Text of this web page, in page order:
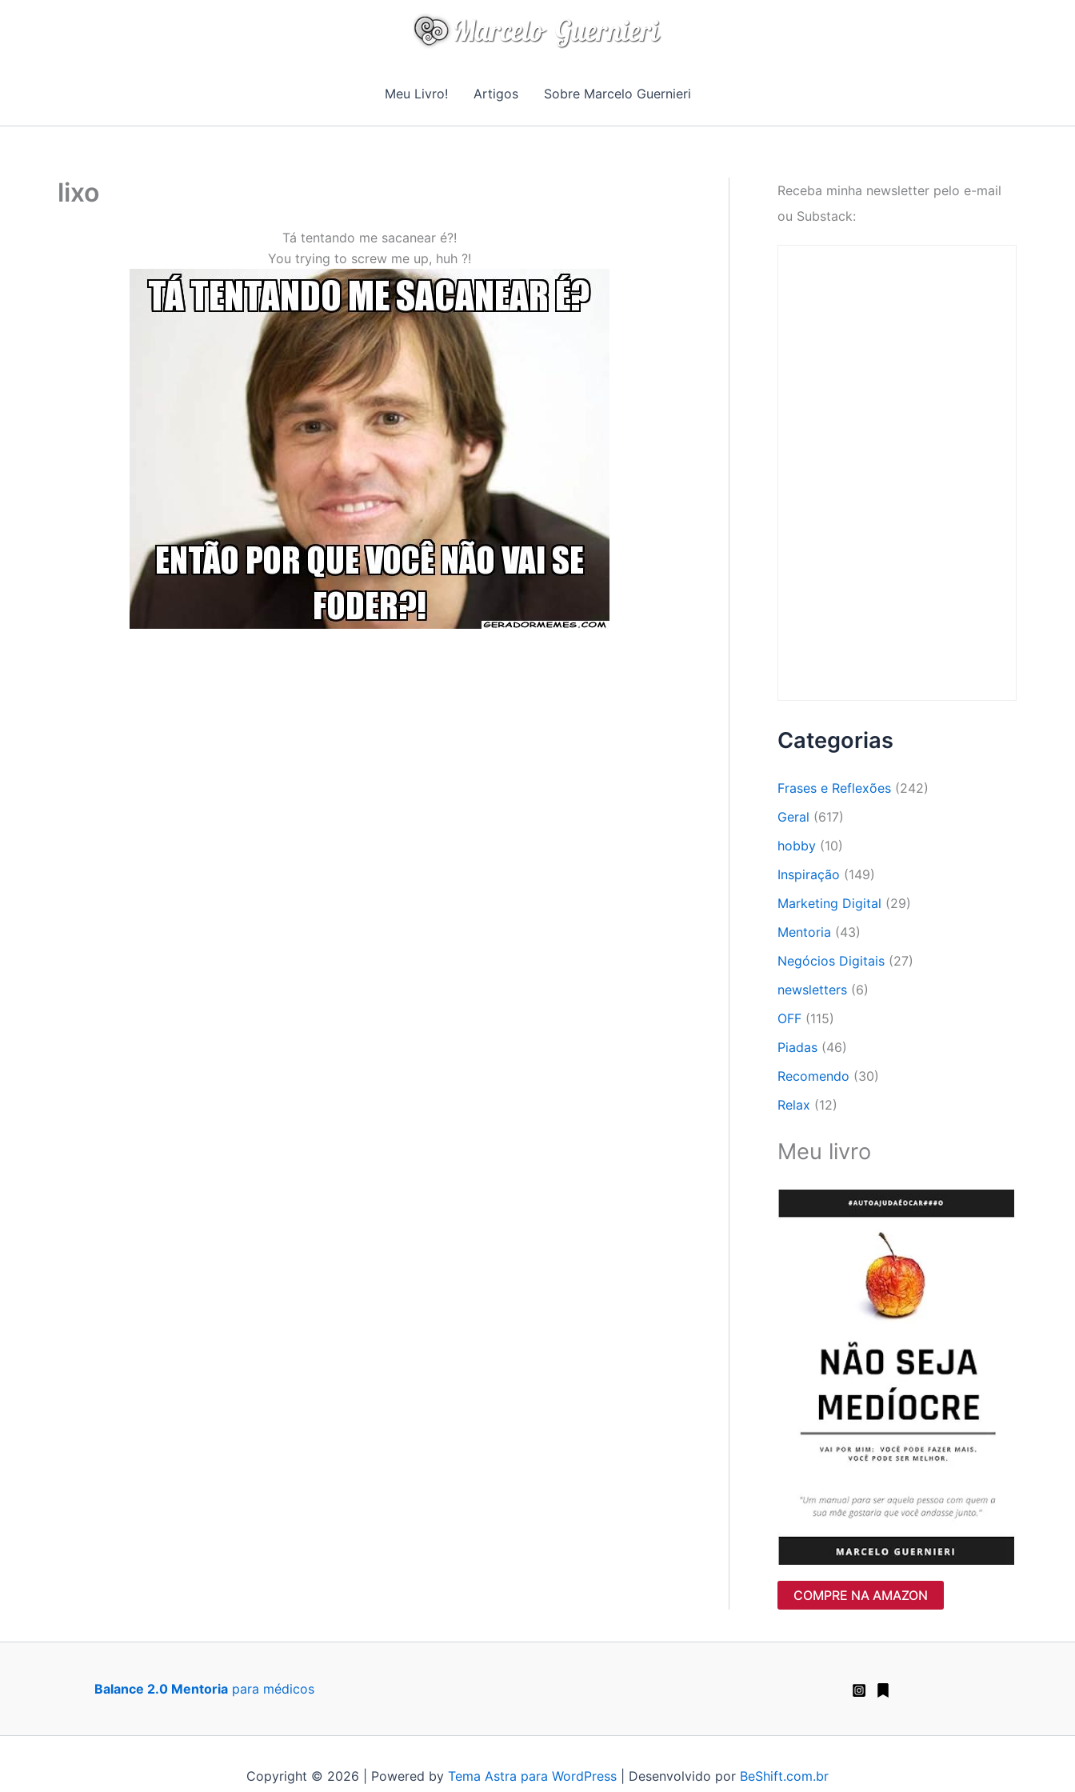
Meu Livro!
Artigos Sobre Marcelo Guernieri
lixo
Tá tentando me sacanear é?!
You trying to screw me up, huh ?!
Receba minha newsletter pelo e-mail
ou Substack:
Categorias
Frases e Reflexões (242)
Geral (617)
hobby (10)
Inspiração (149)
Marketing Digital (29)
Mentoria (43)
Negócios Digitais (27)
newsletters (6)
OFF (115)
Piadas (46)
Recomendo (30)
Relax (12)
Meu livro
COMPRE NA AMAZON
Balance 2.0 Mentoriapara médicos
Copyright © 2026 | Powered by Tema Astra para WordPress | Desenvolvido por BeShift.com.br